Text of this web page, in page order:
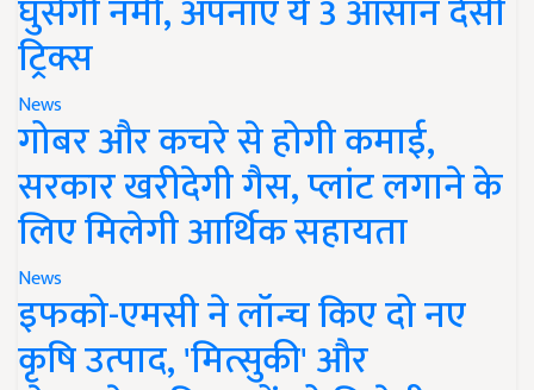
घुसेगी नमी, अपनाएं ये 3 आसान देसी
ट्रिक्स
News
गोबर और कचरे से होगी कमाई,
सरकार खरीदेगी गैस, प्लांट लगाने के
लिए मिलेगी आर्थिक सहायता
News
इफको-एमसी ने लॉन्च किए दो नए
कृषि उत्पाद, 'मित्सुकी' और